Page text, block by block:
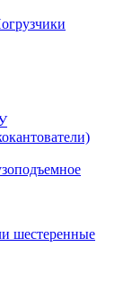
шестеренные